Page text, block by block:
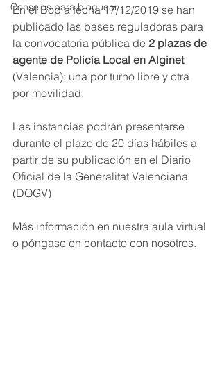
Consejos para bloguear
En el Bop a fecha 17/12/2019 se han
publicado las bases reguladoras para
la convocatoria pública de 2 plazas de
agente de Policía Local en Alginet
(Valencia); una por turno libre y otra
por movilidad.
Las instancias podrán presentarse
durante el plazo de 20 días hábiles a
partir de su publicación en el Diario
Oficial de la Generalitat Valenciana
(DOGV)
Más información en nuestra aula virtual
o póngase en contacto con nosotros.